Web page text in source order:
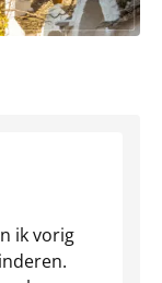
ik vorig